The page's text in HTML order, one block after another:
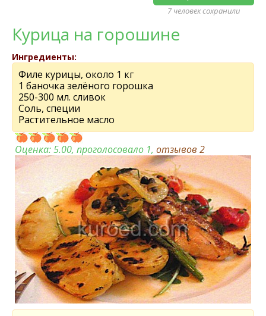
7 человек сохранили
Курица на горошине
Ингредиенты:
Филе курицы, около 1 кг
1 баночка зелёного горошка
250-300 мл. сливок
Соль, специи
Растительное масло
Оценка:5.00, проголосовало 1, отзывов 2